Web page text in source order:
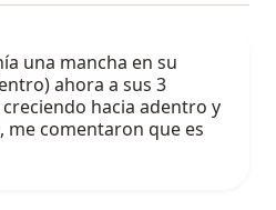
una mancha en su
ahora a sus 3
hacia adentro y
me comentaron que es